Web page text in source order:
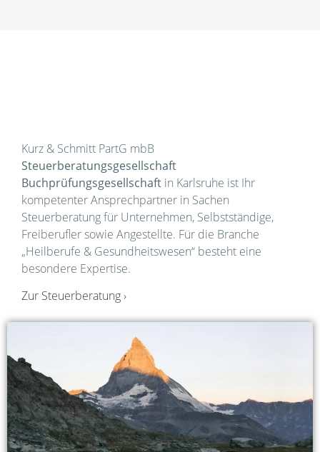
Kurz & Schmitt PartG mbB
Steuerberatungsgesellschaft
Buchprüfungsgesellschaft in Karlsruhe ist Ihr
kompetenter Ansprechpartner in Sachen
Steuerberatung für Unternehmen, Selbstständige,
Freiberufler sowie Angestellte. Für die Branche
„Heilberufe & Gesundheitswesen“ besteht eine
besondere Expertise.
Zur Steuerberatung ›